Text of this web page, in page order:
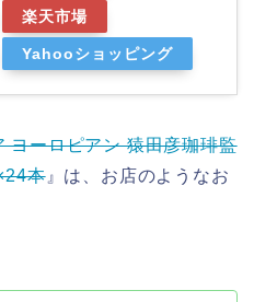
楽天市場
Yahooショッピング
ヨーロピアン 猿田彦珈琲監
本』は、お店のようなお